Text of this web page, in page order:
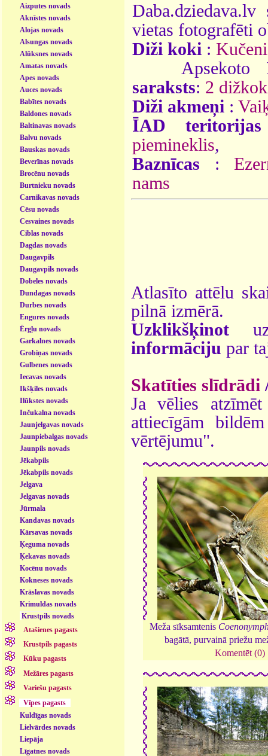
Aizputes novads
Aknīstes novads
Alojas novads
Alsungas novads
Alūksnes novads
Amatas novads
Apes novads
Auces novads
Babītes novads
Baldones novads
Baltinavas novads
Balvu novads
Bauskas novads
Beverīnas novads
Brocēnu novads
Burtnieku novads
Carnikavas novads
Cēsu novads
Cesvaines novads
Ciblas novads
Dagdas novads
Daugavpils
Daugavpils novads
Dobeles novads
Dundagas novads
Durbes novads
Engures novads
Ērgļu novads
Garkalnes novads
Grobiņas novads
Gulbenes novads
Iecavas novads
Ikšķiles novads
Ilūkstes novads
Inčukalna novads
Jaunjelgavas novads
Jaunpiebalgas novads
Jaunpils novads
Jēkabpils
Jēkabpils novads
Jelgava
Jelgavas novads
Jūrmala
Kandavas novads
Kārsavas novads
Ķeguma novads
Ķekavas novads
Kocēnu novads
Kokneses novads
Krāslavas novads
Krimuldas novads
Krustpils novads
Atašienes pagasts
Krustpils pagasts
Kūku pagasts
Mežāres pagasts
Variešu pagasts
Vīpes pagasts
Kuldīgas novads
Lielvārdes novads
Liepāja
Līgatnes novads
vietas fotografēti
Diži koki :
Apsekoto
saraksts: 2
Diži akmeņi :
ĪAD teritorijas
piemineklis,
Baznīcas :
nams
Atlasīto attēlu
pilnā izmērā.
Uzklikšķinot
informāciju par
Skatīties slīdrādi
Ja vēlies
attiecīgām
vērtējumu".
Meža sīksamtenis
bagātā, purvainā priežu
Komentēt (0)